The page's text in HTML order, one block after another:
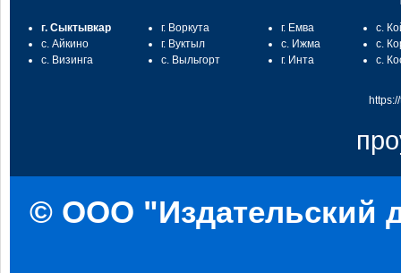
г. Сыктывкар
с. Айкино
с. Визинга
г. Воркута
г. Вуктыл
с. Выльгорт
г. Емва
с. Ижма
г. Инта
с.
с.
с.
© ООО "Издательский